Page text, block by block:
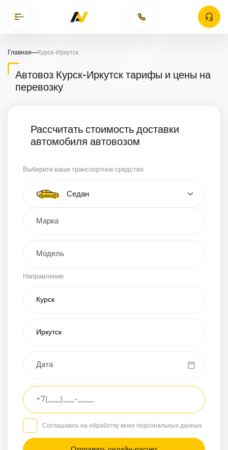
Главная—Курск-Иркутск
Автовоз Курск-Иркутск тарифы и цены на
перевозку
Рассчитать стоимость доставки
автомобиля автовозом
Выберите ваше транспортное средство
Тип автомобиля
Седан
Кроссовер
Грузовой
Направление
Транспортное
средство
Седан
/
Соглашаюсь на обработку моих персональных данных